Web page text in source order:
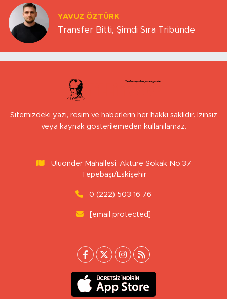
YAVUZ ÖZTÜRK
Transfer Bitti, Şimdi Sıra Tribünde
Sitemizdeki yazı, resim ve haberlerin her hakkı saklıdır. İzinsiz
veya kaynak gösterilemeden kullanılamaz.
Uluönder Mahallesi, Aktüre Sokak No:37
Tepebaşı/Eskişehir
0 (222) 503 16 76
[email protected]